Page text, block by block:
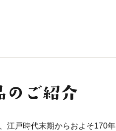
江戸時代末期からおよそ170